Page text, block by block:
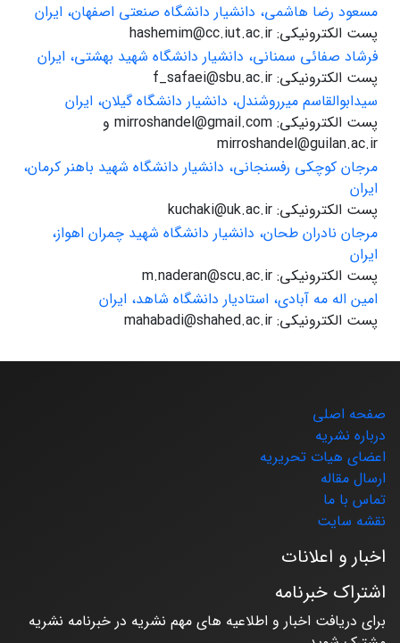
مسعود رضا هاشمی، دانشیار دانشگاه صنعتی اصفهان، ایران
پست الکترونیکی: hashemim@cc.iut.ac.ir
فرشاد صفائی سمنانی، دانشیار دانشگاه شهید بهشتی، ایران
پست الکترونیکی: f_safaei@sbu.ac.ir
سیدابوالقاسم میرروشندل، دانشیار دانشگاه گیلان، ایران
پست الکترونیکی: mirroshandel@gmail.com و
mirroshandel@guilan.ac.ir
مرجان کوچکی رفسنجانی، دانشیار دانشگاه شهید باهنر کرمان،
ایران
پست الکترونیکی: kuchaki@uk.ac.ir
مرجان نادران طحان، دانشیار دانشگاه شهید چمران اهواز،
ایران
پست الکترونیکی: m.naderan@scu.ac.ir
امین اله مه آبادی، استادیار دانشگاه شاهد، ایران
پست الکترونیکی: mahabadi@shahed.ac.ir
صفحه اصلی
درباره نشریه
اعضای هیات تحریریه
ارسال مقاله
تماس با ما
نقشه سایت
اخبار و اعلانات
اشتراک خبرنامه
برای دریافت اخبار و اطلاعیه های مهم نشریه در خبرنامه نشریه